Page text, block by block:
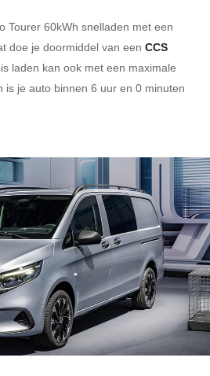
Tourer 60kWh snelladen met een
doe je doormiddel van een CCS
laden kan ook met een maximale
is je auto binnen 6 uur en 0 minuten